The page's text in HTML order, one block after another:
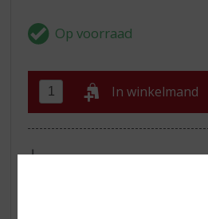
In winkelmand